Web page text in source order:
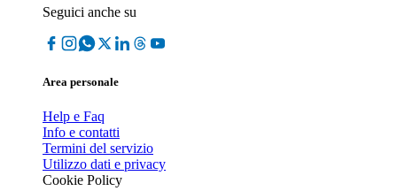
Seguici anche su
Area personale
Help e Faq
Info e contatti
Termini del servizio
Utilizzo dati e privacy
Cookie Policy